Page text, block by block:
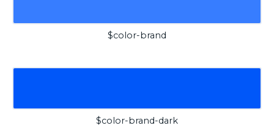
$color-brand
$color-brand-dark